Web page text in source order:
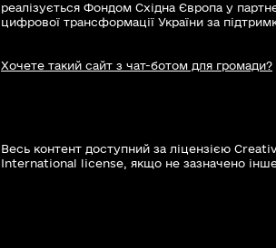
реалізується Фондом Східна Європа у
цифрової трансформації України за
Хочете такий сайт з чат-ботом для громади?
Весь контент доступний за ліцензією
International license, якщо не зазначено